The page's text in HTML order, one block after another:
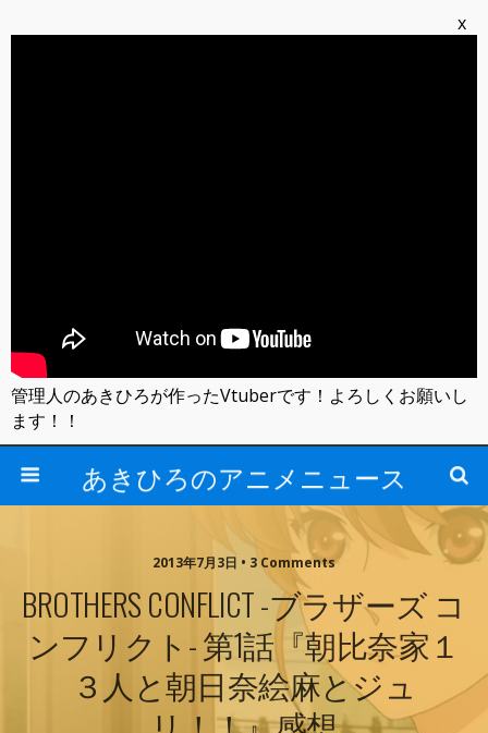
あきひろのアニメニュース
2013年7月3日 • 3 Comments
BROTHERS CONFLICT -ブラザーズ コ
ンフリクト- 第1話『朝比奈家１
３人と朝日奈絵麻とジュ
x
管理人のあきひろが作ったVtuberです！よろしくお願いし
ます！！